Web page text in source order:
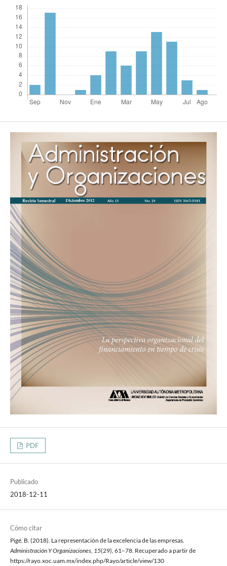
PDF
Publicado
2018-12-11
Cómo citar
Pigé, B. (2018). La representación de la excelencia de las empresas.
Administración Y Organizaciones, 15(29), 61–78. Recuperado a partir de
https://rayo.xoc.uam.mx/index.php/Rayo/article/view/130